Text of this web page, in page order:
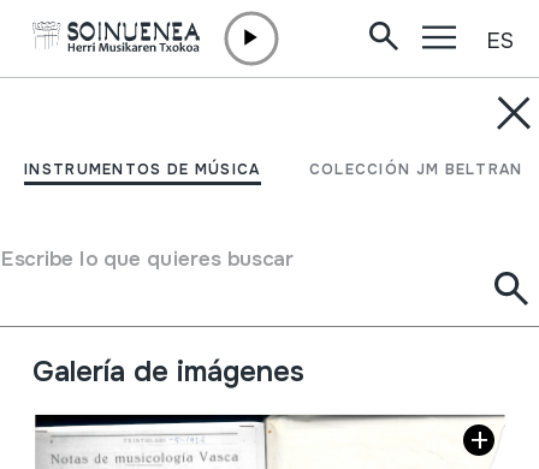
INSTRUMENTOS DE MÚSICA COLECCIÓN JM BELTRAN
Escribe lo que quieres buscar
ES
Revista txistulari 1928-
Tipo de colección Besteak
Situación: 29 Musica. Canción. Fiestas. nº4
Galería de imágenes